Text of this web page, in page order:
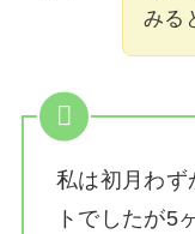
みる
私は初月わず
トでしたが5